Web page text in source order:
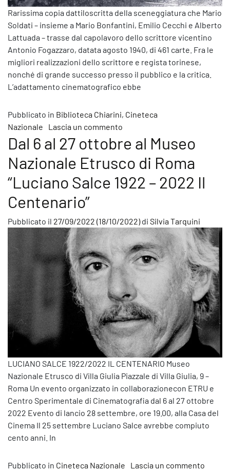
Rarissima copia dattiloscritta della sceneggiatura che Mario
Soldati – insieme a Mario Bonfantini, Emilio Cecchi e Alberto
Lattuada – trasse dal capolavoro dello scrittore vicentino
Antonio Fogazzaro, datata agosto 1940, di 461 carte. Fra le
migliori realizzazioni dello scrittore e regista torinese,
nonché di grande successo presso il pubblico e la critica.
L’adattamento cinematografico ebbe
Pubblicato in Biblioteca Chiarini, Cineteca
Nazionale
Lascia un commento
Dal 6 al 27 ottobre al Museo
Nazionale Etrusco di Roma
“Luciano Salce 1922 – 2022 Il
Centenario”
Pubblicato il 27/09/2022 (18/10/2022)di Silvia Tarquini
LUCIANO SALCE 1922/2022 IL CENTENARIO Museo
Nazionale Etrusco di Villa Giulia Piazzale di Villa Giulia, 9 –
Roma Un evento organizzato in collaborazionecon ETRU e
Centro Sperimentale di Cinematografia dal 6 al 27 ottobre
2022 Evento di lancio 28 settembre, ore 19.00, alla Casa del
Cinema Il 25 settembre Luciano Salce avrebbe compiuto
cento anni. In
Pubblicato in Cineteca Nazionale Lascia un commento